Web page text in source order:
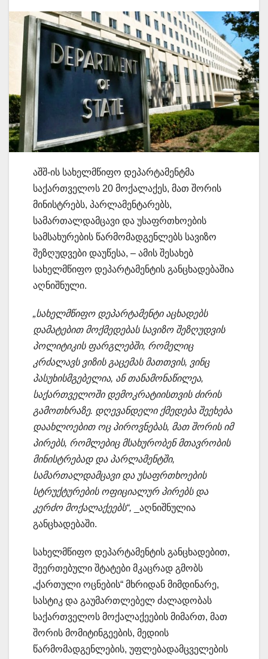
აშშ-ის სახელმწიფო დეპარტამენტმა
საქართველოს 20 მოქალაქეს, მათ შორის
მინისტრებს, პარლამენტარებს,
სამართალდამცავი და უსაფრთხოების
სამსახურების წარმომადგენლებს სავიზო
შეზღუდვები დაუწესა, – ამის შესახებ
სახელმწიფო დეპარტამენტის განცხადებაშია
აღნიშნული.
„სახელმწიფო დეპარტამენტი აცხადებს
დამატებით მოქმედებას სავიზო შეზღუდვის
პოლიტიკის ფარგლებში, რომელიც
კრძალავს ვიზის გაცემას მათთვის, ვინც
პასუხისმგებელია, ან თანამონაწილეა,
საქართველოში დემოკრატიისთვის ძირის
გამოთხრაზე. დღევანდელი ქმედება შეეხება
დაახლოებით ოც პიროვნებას, მათ შორის იმ
პირებს, რომლებიც მსახურობენ მთავრობის
მინისტრებად და პარლამენტში,
სამართალდამცავი და უსაფრთხოების
სტრუქტურების ოფიციალურ პირებს და
კერძო მოქალაქეებს“, _აღნიშნულია
განცხადებაში.
სახელმწიფო დეპარტამენტის განცხადებით,
შეერთებული შტატები მკაცრად გმობს
„ქართული ოცნების“ მხრიდან მიმდინარე,
სასტიკ და გაუმართლებელ ძალადობას
საქართველოს მოქალაქეების მიმართ, მათ
შორის მომიტინგეების, მედიის
წარმომადგენლების, უფლებადამცველების